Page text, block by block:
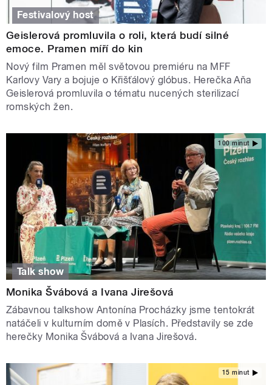
Festivalový host
Geislerová promluvila o roli, která budí silné
emoce. Pramen míří do kin
Nový film Pramen měl světovou premiéru na MFF
Karlovy Vary a bojuje o Křišťálový glóbus. Herečka Aňa
Geislerová promluvila o tématu nucených sterilizací
romských žen.
100 minut
Talk show
Monika Švábová a Ivana Jirešová
Zábavnou talkshow Antonína Procházky jsme tentokrát
natáčeli v kulturním domě v Plasích. Představily se zde
herečky Monika Švábová a Ivana Jirešová.
15 minut